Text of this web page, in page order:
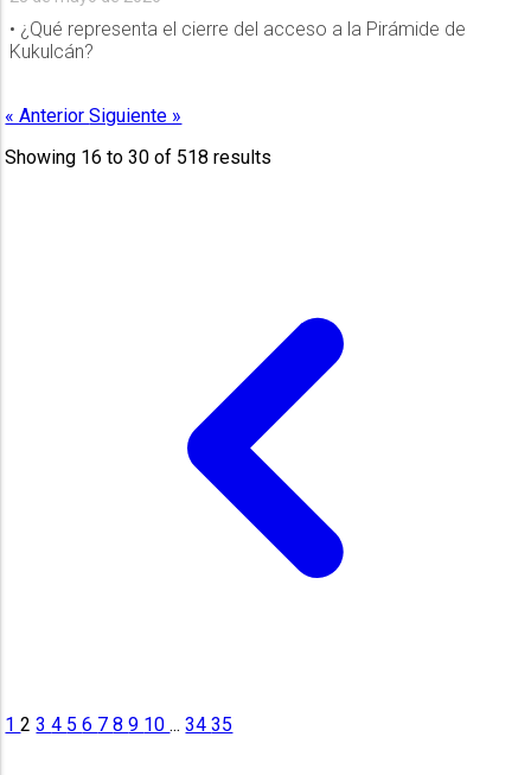
• ¿Qué representa el cierre del acceso a la Pirámide de
Kukulcán?
« AnteriorSiguiente »
Showing 16 to30 of 518 results
12 34 56 789 10... 3435